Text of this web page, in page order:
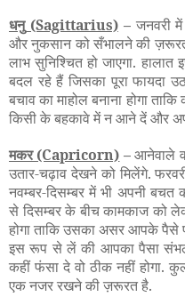
धनु(Sagittarius)– जनवरी
और नुकसान को सँभालने की
लाभ सुनिश्चित हो जाएगा.
बदल रहे हैं जिसका पूरा फायदा
बचाव का माहोल बनाना होगा
किसी के बहकावे में न आने दें और
मकर(Capricorn) – आनेवाले
उतार-चढ़ाव देखने को मिलेंगे.
नवम्बर-दिसम्बर में भी अपनी
से दिसम्बर के बीच कामकाज को
होगा ताकि उसका असर आपके
इस रूप से लें की आपका पैसा
कहीं फंसा दे वो ठीक नहीं होगा.
एक नजर रखने की ज़रूरत है.